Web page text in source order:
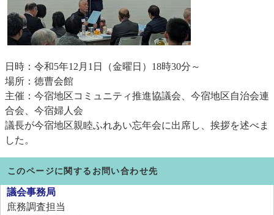
日時：令和5年12月1日（金曜日）18時30分～
場所：徳曹会館
主催：今宿地区コミュニティ推進協議会、今宿地区自治会連
合会、今宿婦人会
議長が今宿地区親睦ふれあい忘年会に出席し、挨拶を述べま
した。
このページに関するお問い合わせ先
議会事務局
庶務調査担当